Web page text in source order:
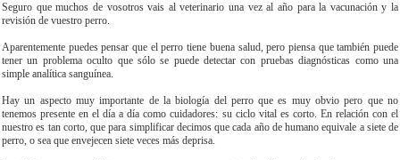
Seguro que muchos de vosotros vais al veterinario una vez al año para la vacunación y la
revisión de vuestro perro.
Aparentemente puedes pensar que el perro tiene buena salud, pero piensa que también puede
tener un problema oculto que sólo se puede detectar con pruebas diagnósticas como una
simple analítica sanguínea.
Hay un aspecto muy importante de la biología del perro que es muy obvio pero que no
tenemos presente en el día a día como cuidadores: su ciclo vital es corto. En relación con el
nuestro es tan corto, que para simplificar decimos que cada año de humano equivale a siete de
perro, o sea que envejecen siete veces más deprisa.